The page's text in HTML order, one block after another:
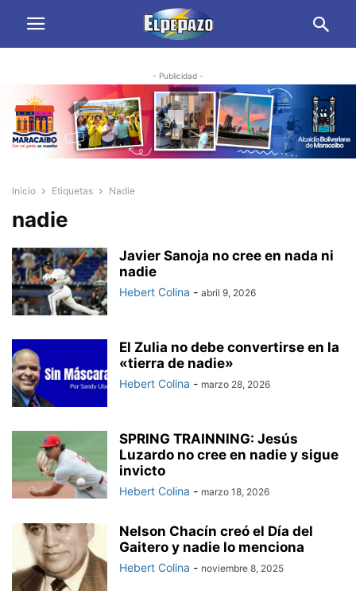
- Publicidad -
Inicio Etiquetas Nadie
nadie
Javier Sanoja no cree en nada ni
nadie
Hebert Colina - abril 9, 2026
El Zulia no debe convertirse en la
«tierra de nadie»
Hebert Colina - marzo 28, 2026
SPRING TRAINNING: Jesús
Luzardo no cree en nadie y sigue
invicto
Hebert Colina - marzo 18, 2026
Nelson Chacín creó el Día del
Gaitero y nadie lo menciona
Hebert Colina - noviembre 8, 2025